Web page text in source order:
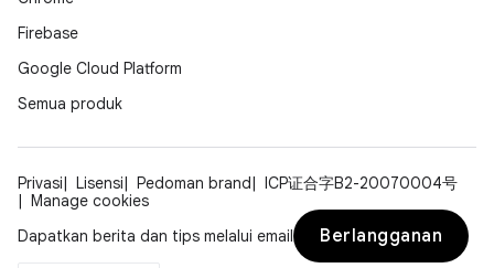
Firebase
Google Cloud Platform
Semua produk
Privasi Lisensi Pedoman brand
ICP证合字B2-20070004号
Manage cookies
Dapatkan berita dan tips melalui email
Berlangganan